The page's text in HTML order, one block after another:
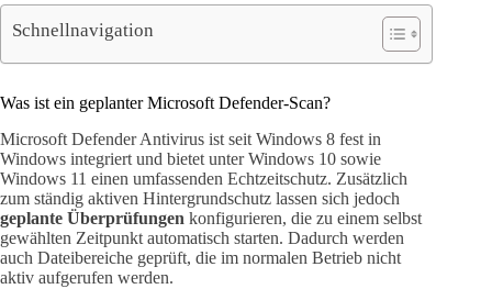
Schnellnavigation
Was ist ein geplanter Microsoft Defender-Scan?
Microsoft Defender Antivirus ist seit Windows 8 fest in
Windows integriert und bietet unter Windows 10 sowie
Windows 11 einen umfassenden Echtzeitschutz. Zusätzlich
zum ständig aktiven Hintergrundschutz lassen sich jedoch
geplante Überprüfungen konfigurieren, die zu einem selbst
gewählten Zeitpunkt automatisch starten. Dadurch werden
auch Dateibereiche geprüft, die im normalen Betrieb nicht
aktiv aufgerufen werden.